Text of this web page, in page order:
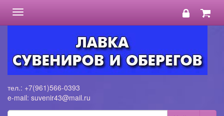
Toggle
navigation
тел.: +7(961)566-0393
e-mail: suvenir43@mail.ru